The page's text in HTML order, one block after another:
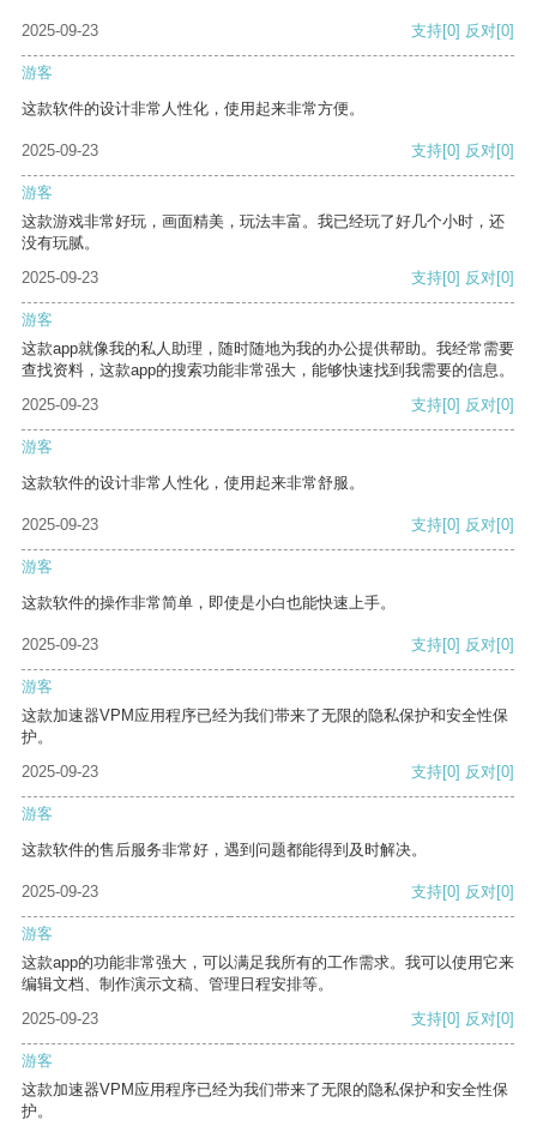
2025-09-23 支持[0] 反对[0]
游客
这款软件的设计非常人性化，使用起来非常方便。
2025-09-23 支持[0] 反对[0]
游客
这款游戏非常好玩，画面精美，玩法丰富。我已经玩了好几个小时，还
没有玩腻。
2025-09-23
支持[0] 反对[0]
游客
这款app就像我的私人助理，随时随地为我的办公提供帮助。我经常需要
查找资料，这款app的搜索功能非常强大，能够快速找到我需要的信息。
2025-09-23
支持[0] 反对[0]
游客
这款软件的设计非常人性化，使用起来非常舒服。
2025-09-23 支持[0] 反对[0]
游客
这款软件的操作非常简单，即使是小白也能快速上手。
2025-09-23 支持[0] 反对[0]
游客
这款加速器VPM应用程序已经为我们带来了无限的隐私保护和安全性保
护。
2025-09-23
支持[0] 反对[0]
游客
这款软件的售后服务非常好，遇到问题都能得到及时解决。
2025-09-23 支持[0] 反对[0]
游客
这款app的功能非常强大，可以满足我所有的工作需求。我可以使用它来
编辑文档、制作演示文稿、管理日程安排等。
2025-09-23
支持[0] 反对[0]
游客
这款加速器VPM应用程序已经为我们带来了无限的隐私保护和安全性保
护。